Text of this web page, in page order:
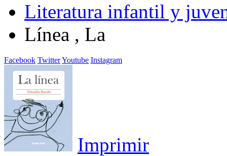
Literatura infantil y
Línea , La
Facebook TwitterYoutube Instagram
Imprimir